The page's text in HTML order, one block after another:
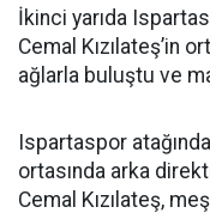
İkinci yarıda
Cemal Kızılateş’in
ağlarla buluştu ve
Ispartaspor
ortasında arka
Cemal Kızılateş,